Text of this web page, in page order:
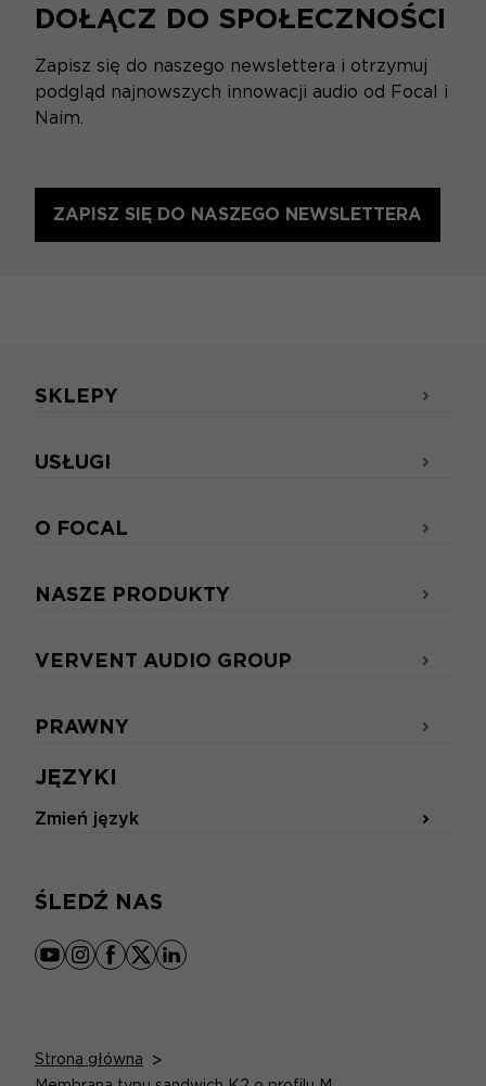
DOŁĄCZ DO SPOŁECZNOŚCI
Zapisz się do naszego newslettera i otrzymuj
podgląd najnowszych innowacji audio od Focal i
Naim.
ZAPISZ SIĘ DO NASZEGO NEWSLETTERA
JĘZYKI
Zmień język
ŚLEDŹ NAS
youtube
instagram
facebook
x linkedin
SKLEPY
USŁUGI
O FOCAL
NASZE PRODUKTY
VERVENT AUDIO GROUP
PRAWNY
Strona główna >